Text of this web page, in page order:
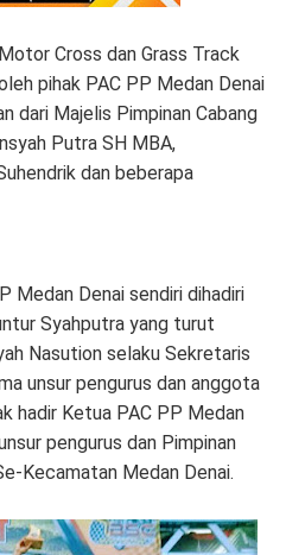
Cross dan Grass Track
pihak PAC PP Medan Denai
dari Majelis Pimpinan Cabang
Putra SH MBA,
dan beberapa
Medan Denai sendiri dihadiri
Syahputra yang turut
Nasution selaku Sekretaris
unsur pengurus dan anggota
hadir Ketua PAC PP Medan
pengurus dan Pimpinan
Kecamatan Medan Denai.